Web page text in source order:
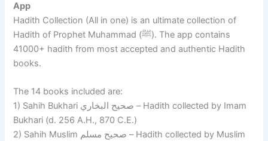
App
Hadith Collection (All in one) is an ultimate collection of
Hadith of Prophet Muhammad (ﷺ). The app contains
41000+ hadith from most accepted and authentic Hadith
books.
The 14 books included are:
1) Sahih Bukhari صحيح البخاري – Hadith collected by Imam
Bukhari (d. 256 A.H., 870 C.E.)
2) Sahih Muslim صحيح مسلم – Hadith collected by Muslim